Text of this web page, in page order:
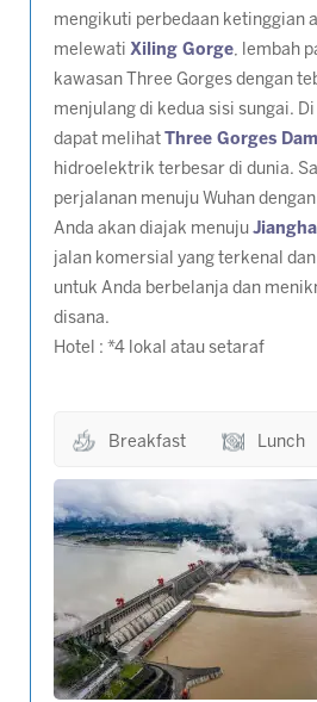
mengikuti perbedaan ketinggian
melewati Xiling Gorge, lembah
kawasan Three Gorges dengan
menjulang di kedua sisi sungai.
dapat melihat
Three Gorges Dam
hidroelektrik terbesar di dunia.
perjalanan menuju Wuhan
Anda akan diajak menuju
jalan komersial yang terkenal
untuk Anda berbelanja dan
disana.
Hotel : *4 lokal atau setaraf
Breakfast Lunch